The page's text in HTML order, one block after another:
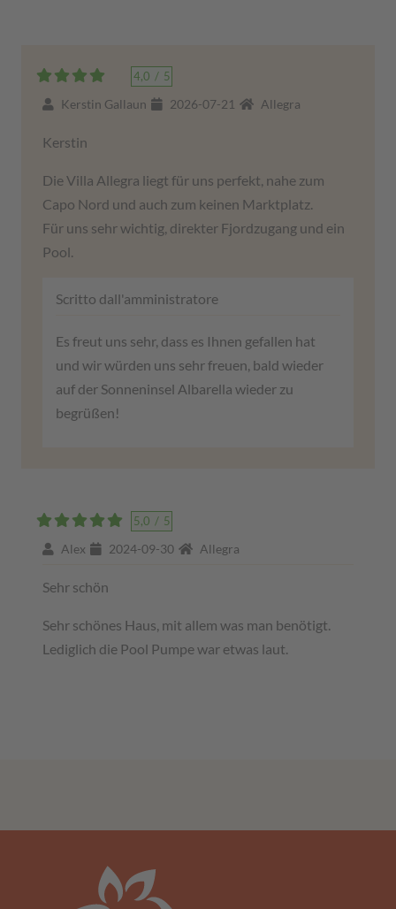
4,0 / 5
Kerstin Gallaun 2026-07-21 Allegra
Kerstin
Die Villa Allegra liegt für uns perfekt, nahe zum
Capo Nord und auch zum keinen Marktplatz.
Für uns sehr wichtig, direkter Fjordzugang und ein
Pool.
Scritto dall'amministratore
Es freut uns sehr, dass es Ihnen gefallen hat
und wir würden uns sehr freuen, bald wieder
auf der Sonneninsel Albarella wieder zu
begrüßen!
5,0 / 5
Alex 2024-09-30 Allegra
Sehr schön
Sehr schönes Haus, mit allem was man benötigt.
Lediglich die Pool Pumpe war etwas laut.